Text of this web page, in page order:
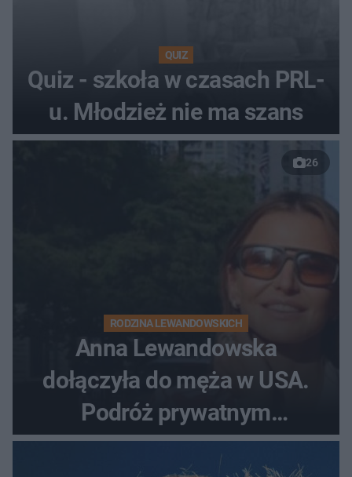
QUIZ
Quiz - szkoła w czasach PRL-
u. Młodzież nie ma szans
26
RODZINA LEWANDOWSKICH
Anna Lewandowska
dołączyła do męża w USA.
Podróż prywatnym
odrzutowcem to dopiero